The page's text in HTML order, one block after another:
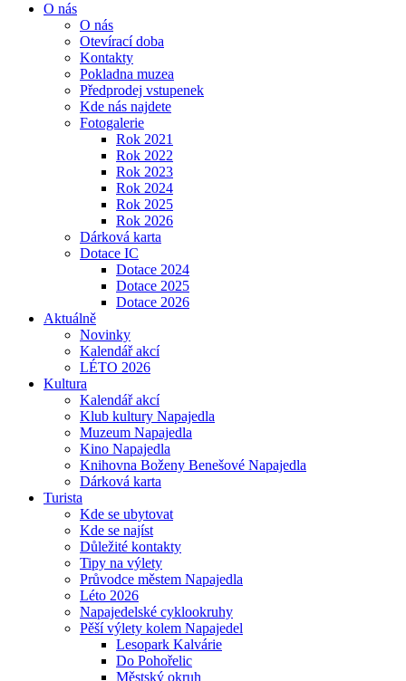
O nás
O nás
Otevírací doba
Kontakty
Pokladna muzea
Předprodej vstupenek
Kde nás najdete
Fotogalerie
Rok 2021
Rok 2022
Rok 2023
Rok 2024
Rok 2025
Rok 2026
Dárková karta
Dotace IC
Dotace 2024
Dotace 2025
Dotace 2026
Aktuálně
Novinky
Kalendář akcí
LÉTO 2026
Kultura
Kalendář akcí
Klub kultury Napajedla
Muzeum Napajedla
Kino Napajedla
Knihovna Boženy Benešové Napajedla
Dárková karta
Turista
Kde se ubytovat
Kde se najíst
Důležité kontakty
Tipy na výlety
Průvodce městem Napajedla
Léto 2026
Napajedelské cyklookruhy
Pěší výlety kolem Napajedel
Lesopark Kalvárie
Do Pohořelic
Městský okruh